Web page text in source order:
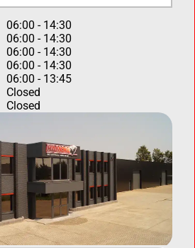
06:00 - 14:30
06:00 - 14:30
06:00 - 14:30
06:00 - 14:30
06:00 - 13:45
Closed
Closed